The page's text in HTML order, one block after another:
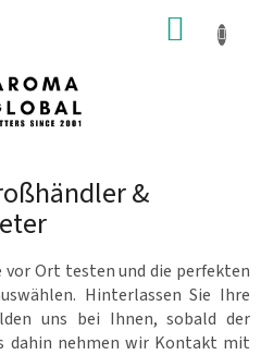
&
vor Ort testen und die perfekten
Hinterlassen Sie Ihre
uns bei Ihnen, sobald der
dahin nehmen wir Kontakt mit